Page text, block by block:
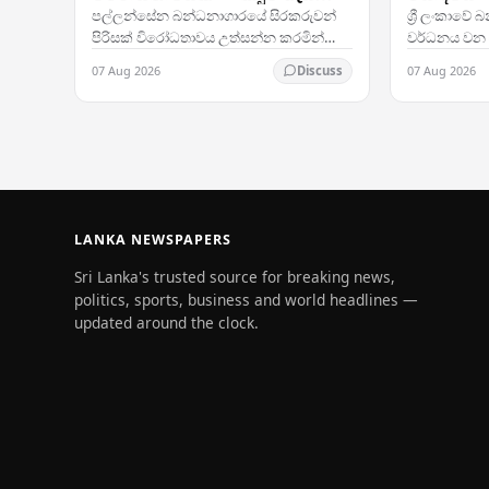
භාවිතයට
පල්ලන්සේන බන්ධනාගාරයේ සිරකරුවන්
පිරිසක් විරෝධතාවය උත්සන්න කරමින්
බන්ධනාගාරයේ වහලය මතට නැගීමත්
සමඟ, බදාදා පොලිසිය ඒ ස්ථානයේ පවතින
අස්ථාවර තත්ත්වය මැඩපැවැත්වීම…
07 Aug 2026 Discuss
ශ්‍රී ලංකාවේ
වර්ධනය වන
දක්වමින්,
සෙබළුන්
ඇති අතර,
07 Aug 2026
LANKA NEWSPAPERS
Sri Lanka's trusted source for breaking news,
politics, sports, business and world headlines —
updated around the clock.